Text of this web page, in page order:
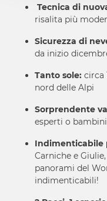
Tecnica di
risalita più
Sicurezza di
da inizio
Tanto sole: circa
nord delle Alpi
Sorprendente
esperti o bambini
Indimenticabile
Carniche e
panorami del
indimenticabili!